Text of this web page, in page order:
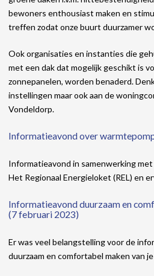
bewoners enthousiast maken en
treffen zodat onze buurt duurzamer
Ook organisaties en instanties die
met een dak dat mogelijk geschikt is
zonnepanelen, worden benaderd.
instellingen maar ook aan de
Vondeldorp.
Informatieavond over
Informatieavond in samenwerking
Het Regionaal Energieloket (REL) en
Informatieavond duurzaam en
(7 februari 2023)
Er was veel belangstelling voor de
duurzaam en comfortabel maken van